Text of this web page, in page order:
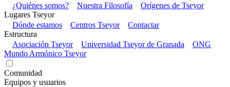
¿Quiénes somos?
Nuestra Filosofía
Orígenes de Tseyor
Lugares Tseyor
Dónde estamos
Centros Tseyor
Contactar
Estructura
Asociación Tseyor
Universidad Tseyor de Granada
ONG
Mundo Armónico Tseyor
Comunidad
Equipos y usuarios